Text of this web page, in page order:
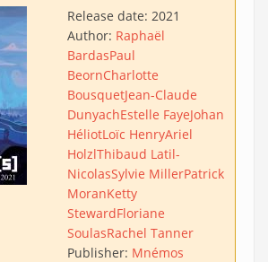
Release date: 2021
Author: Raphaël
BardasPaul
BeornCharlotte
BousquetJean-Claude
DunyachEstelle FayeJohan
HéliotLoïc HenryAriel
HolzlThibaud Latil-
NicolasSylvie MillerPatrick
MoranKetty
StewardFloriane
SoulasRachel Tanner
Publisher: Mnémos